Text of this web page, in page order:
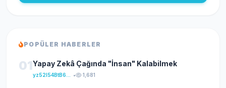
POPÜLER HABERLER
01Yapay Zekâ Çağında "İnsan" Kalabilmek
• 1,681